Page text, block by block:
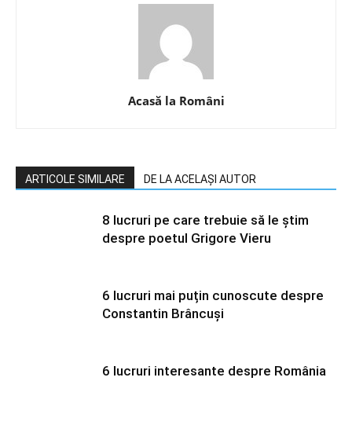
Acasă la Români
ARTICOLE SIMILARE DE LA ACELAȘI AUTOR
8 lucruri pe care trebuie să le știm
despre poetul Grigore Vieru
6 lucruri mai puțin cunoscute despre
Constantin Brâncuși
6 lucruri interesante despre România